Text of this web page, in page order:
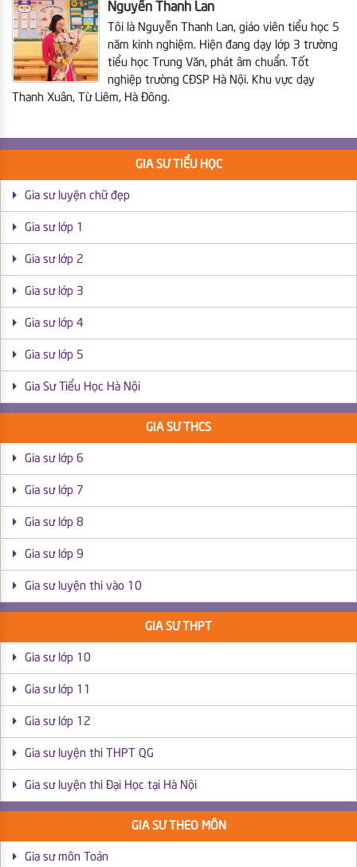
Nguyễn Thanh Lan
Tôi là Nguyễn Thanh Lan, giáo viên tiểu học 5
năm kinh nghiệm. Hiện đang dạy lớp 3 trường
tiểu học Trung Văn, phát âm chuẩn. Tốt
nghiệp trường CĐSP Hà Nội. Khu vực dạy
Thanh Xuân, Từ Liêm, Hà Đông.
GIA SƯ TIỂU HỌC
Gia sư luyện chữ đẹp
Gia sư lớp 1
Gia sư lớp 2
Gia sư lớp 3
Gia sư lớp 4
Gia sư lớp 5
Gia Sư Tiểu Học Hà Nội
GIA SƯ THCS
Gia sư lớp 6
Gia sư lớp 7
Gia sư lớp 8
Gia sư lớp 9
Gia sư luyện thi vào 10
GIA SƯ THPT
Gia sư lớp 10
Gia sư lớp 11
Gia sư lớp 12
Gia sư luyện thi THPT QG
Gia sư luyện thi Đại Học tại Hà Nội
GIA SƯ THEO MÔN
Gia sư môn Toán